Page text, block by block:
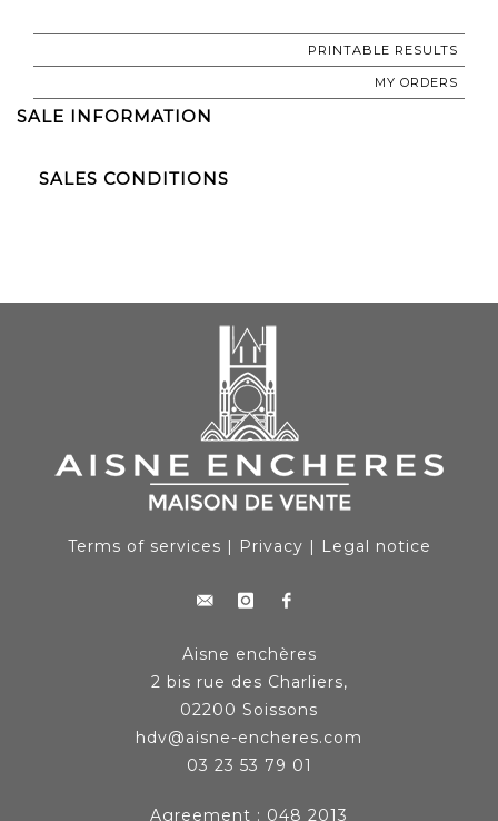
PRINTABLE RESULTS
MY ORDERS
SALE INFORMATION
SALES CONDITIONS
Terms of services Privacy Legal notice
Aisne enchères
2 bis rue des Charliers,
02200 Soissons
hdv@aisne-encheres.com
03 23 53 79 01
Agreement : 048 2013